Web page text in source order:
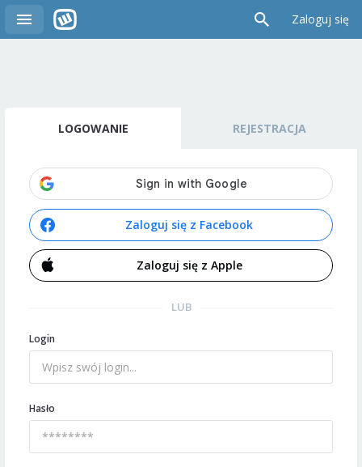
Zaloguj się
LOGOWANIE REJESTRACJA
Zaloguj się z Facebook
Zaloguj się z Apple
LUB
Login
Hasło